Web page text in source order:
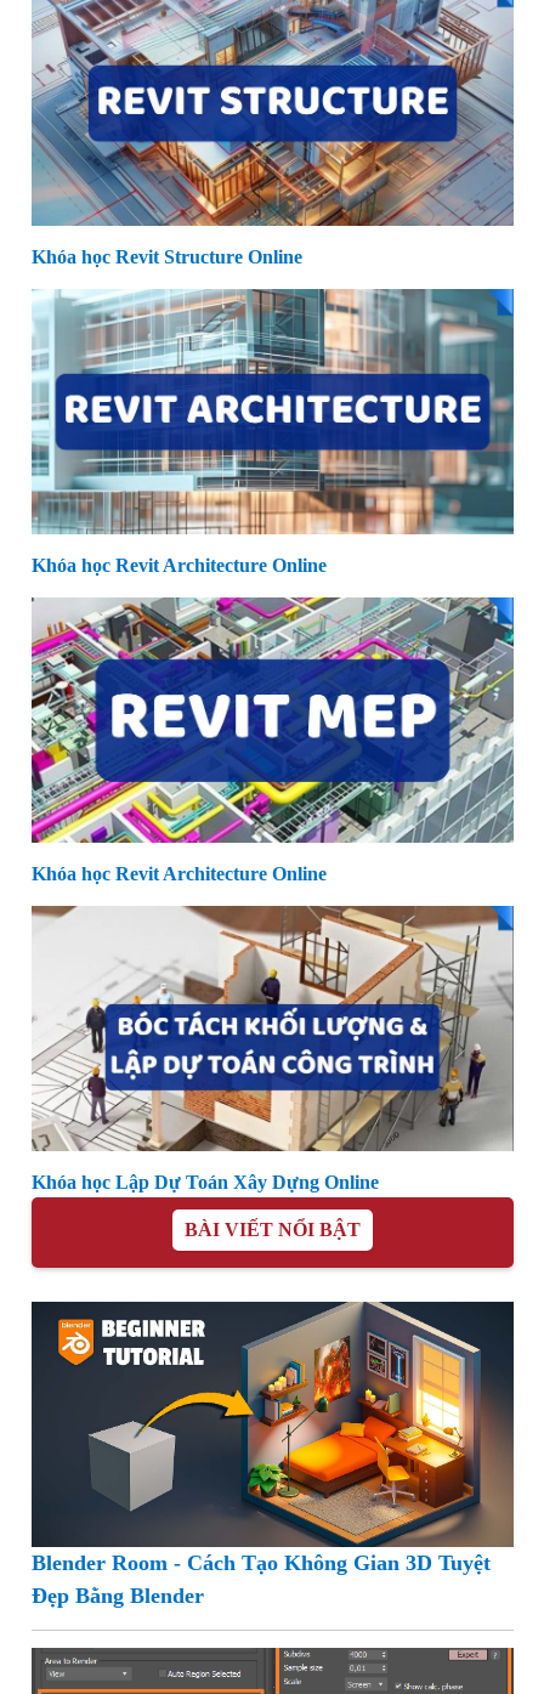
Khóa học Revit Structure Online
Khóa học Revit Architecture Online
Khóa học Revit Architecture Online
Khóa học Lập Dự Toán Xây Dựng Online
BÀI VIẾT NỔI BẬT
Blender Room - Cách Tạo Không Gian 3D Tuyệt
Đẹp Bằng Blender